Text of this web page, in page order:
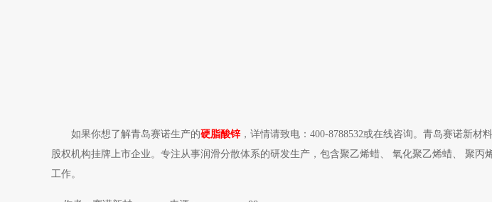
如果你想了解青岛赛诺生产的硬脂酸锌，详情请致电：400-8788532或在线咨询。青岛赛诺新材
股权机构挂牌上市企业。专注从事润滑分散体系的研发生产，包含聚乙烯蜡、 氧化聚乙烯蜡、 聚丙
工作。